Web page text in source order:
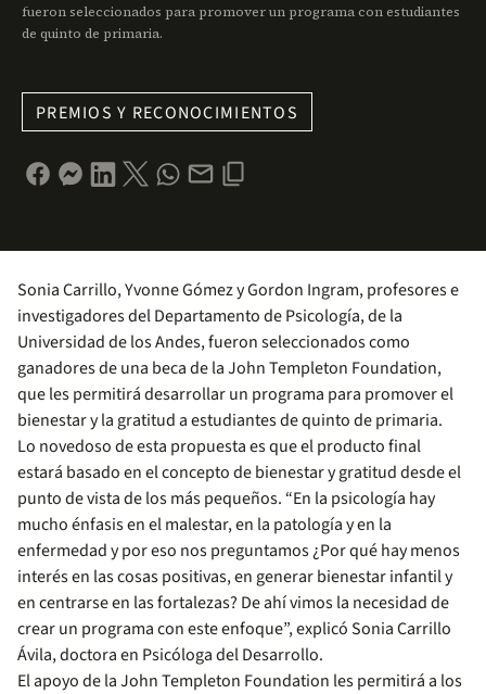
fueron seleccionados para promover un programa con estudiantes
de quinto de primaria.
PREMIOS Y RECONOCIMIENTOS
Sonia Carrillo, Yvonne Gómez y Gordon Ingram, profesores e
investigadores del Departamento de Psicología, de la
Universidad de los Andes, fueron seleccionados como
ganadores de una beca de la John Templeton Foundation,
que les permitirá desarrollar un programa para promover el
bienestar y la gratitud a estudiantes de quinto de primaria.
Lo novedoso de esta propuesta es que el producto final
estará basado en el concepto de bienestar y gratitud desde el
punto de vista de los más pequeños. “En la psicología hay
mucho énfasis en el malestar, en la patología y en la
enfermedad y por eso nos preguntamos ¿Por qué hay menos
interés en las cosas positivas, en generar bienestar infantil y
en centrarse en las fortalezas? De ahí vimos la necesidad de
crear un programa con este enfoque”, explicó Sonia Carrillo
Ávila, doctora en Psicóloga del Desarrollo.
El apoyo de la John Templeton Foundation les permitirá a los